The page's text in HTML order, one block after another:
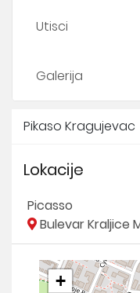
Utisci
Galerija
Pikaso Kragujevac
Lokacije
Picasso
Bulevar Kraljice
+